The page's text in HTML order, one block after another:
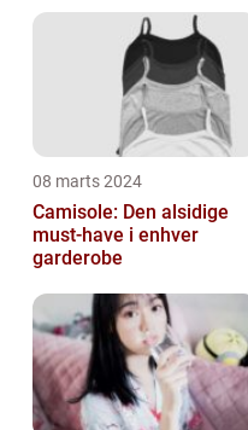
08 marts 2024
Camisole: Den alsidige
must-have i enhver
garderobe